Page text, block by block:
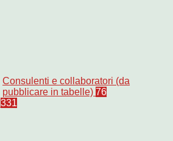
Consulenti e collaboratori (da
pubblicare in tabelle) 76
331